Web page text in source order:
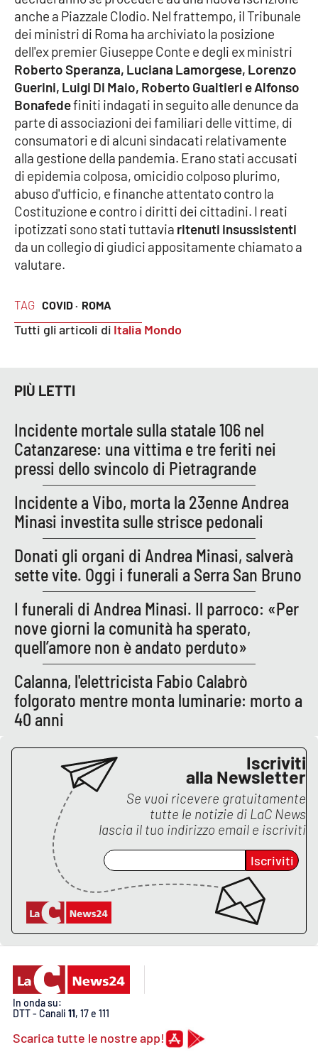
RUBRICHE
Good Morning Vietnam
Parchi Marini Calabria
Leggendo Alvaro insieme
Imprese Di Calabria
Le perfidie di Antonella Grippo
Venti di comunicazione
STREAMING
LaC TV
EDIZIONI
LOCALI
Catanzaro
Crotone
Vibo Valentia
Reggio Calabria
Cosenza
Lamezia Terme
Buona Sanità Calabria
CALABRIAVISIONE
Destinazioni
Food
Storie
LAC
TAG COVID · ROMA
Tutti gli articoli di Italia Mondo
anche a Piazzale Clodio. Nel frattempo, il Tribunale
dei ministri di Roma ha archiviato la posizione
dell'ex premier Giuseppe Conte e degli ex ministri
Roberto Speranza, Luciana Lamorgese, Lorenzo
Guerini, Luigi Di Maio, Roberto Gualtieri e Alfonso
Bonafedefiniti indagati in seguito alle denunce da
parte di associazioni dei familiari delle vittime, di
consumatori e di alcuni sindacati relativamente
alla gestione della pandemia. Erano stati accusati
di epidemia colposa, omicidio colposo plurimo,
abuso d'ufficio, e finanche attentato contro la
Costituzione e contro i diritti dei cittadini. I reati
ipotizzati sono stati tuttavia ritenuti insussistenti
da un collegio di giudici appositamente chiamato a
valutare.
PIÙ LETTI
Incidente mortale sulla statale 106 nel
Catanzarese: una vittima e tre feriti nei
pressi dello svincolo di Pietragrande
Incidente a Vibo, morta la 23enne Andrea
Minasi investita sulle strisce pedonali
Donati gli organi di Andrea Minasi, salverà
sette vite. Oggi i funerali a Serra San Bruno
I funerali di Andrea Minasi. Il parroco: «Per
nove giorni la comunità ha sperato,
quell’amore non è andato perduto»
Calanna, l'elettricista Fabio Calabrò
folgorato mentre monta luminarie: morto a
40 anni
Iscriviti
alla Newsletter
Se vuoi ricevere gratuitamente
tutte le notizie di LaC News
lascia il tuo indirizzo email e iscriviti
Iscriviti
In onda su:
DTT - Canali 11, 17 e 111
Scarica tutte le nostre app!